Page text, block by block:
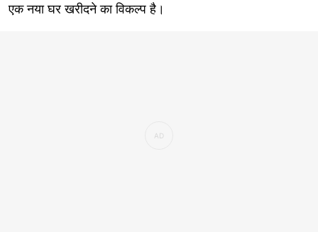
एक नया घर खरीदने का विकल्प है।